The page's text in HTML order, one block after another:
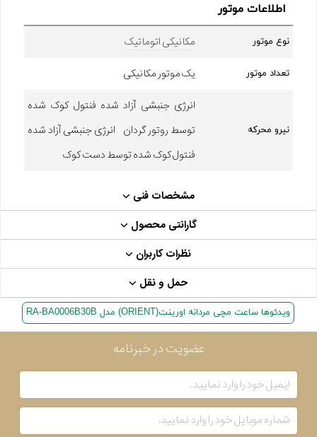
اطلاعات موتور
نوع موتور مکانیکی اتوماتیک
تعداد موتور یک موتور مکانیکی
نیرو محرکه
انرژی جنبشی آزاد شده فنتول کوک شده
توسط روتور گردان انرژی جنبشی آزاد شده
فنتول کوک شده توسط دست کوک
مشخصات فنی
گارانتی محصول
نظرات کاربران
حمل و نقل
ویدئوها ساعت مچی مردانه اورینت(ORIENT) مدل RA-BA0006B30B
عضویت در خبرنامه